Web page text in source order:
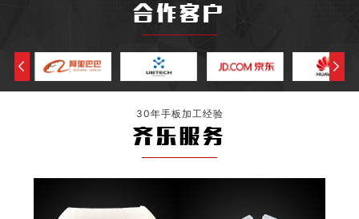
合作客户
30年手板加工经验
齐乐服务